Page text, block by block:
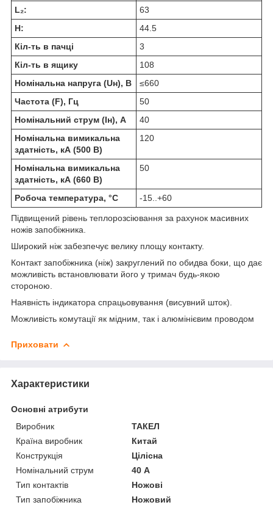
L₂:
63
H:
44.5
Кіл-ть в пачці
3
Кіл-ть в ящику
108
Номінальна напруга (Uн), В
≤660
Частота (F), Гц
50
Номінальний струм (Iн), А
40
Номінальна вимикальна
здатність, кА (500 В)
120
Номінальна вимикальна
здатність, кА (660 В)
50
Робоча температура, °C -15..+60
Підвищений рівень теплорозсіювання за рахунок масивних
ножів запобіжника.
Широкий ніж забезпечує велику площу контакту.
Контакт запобіжника (ніж) закруглений по обидва боки, що дає
можливість встановлювати його у тримач будь-якою
стороною.
Наявність індикатора спрацьовування (висувний шток).
Можливість комутації як мідним, так і алюмінієвим проводом
Приховати
Характеристики
Основні атрибути
Виробник
ТАКЕЛ
Країна виробник
Китай
Конструкція
Цілісна
Номінальний струм
40 А
Тип контактів
Ножові
Тип запобіжника
Ножовий